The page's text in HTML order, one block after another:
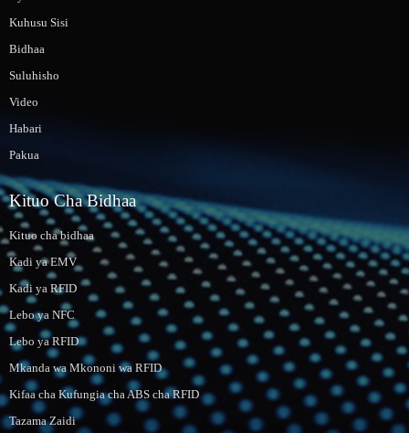
Kuhusu Sisi
Bidhaa
Suluhisho
Video
Habari
Pakua
Kituo Cha Bidhaa
Kituo cha bidhaa
Kadi ya EMV
Kadi ya RFID
Lebo ya NFC
Lebo ya RFID
Mkanda wa Mkononi wa RFID
Kifaa cha Kufungia cha ABS cha RFID
Tazama Zaidi